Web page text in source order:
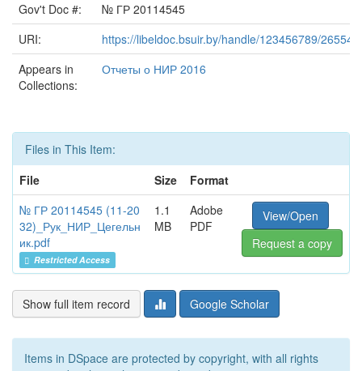
Gov't Doc #:
№ ГР 20114545
URI:
https://libeldoc.bsuir.by/handle/123456789/26554
Appears in
Collections:
Отчеты о НИР 2016
Files in This Item:
File
Size
Format
№ ГР 20114545 (11-20
32)_Рук_НИР_Цегельн
ик.pdf
Restricted Access
1.1
MB
Adobe
PDF
View/Open
Request a copy
Show full item record Google Scholar
Items in DSpace are protected by copyright, with all rights